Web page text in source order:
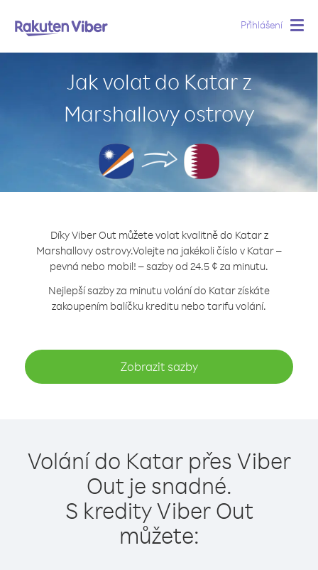
Přihlášení
Jak volat do Katar z
Marshallovy ostrovy
Díky Viber Out můžete volat kvalitně do Katar z
Marshallovy ostrovy.Volejte na jakékoli číslo v Katar –
pevná nebo mobil! – sazby od 24.5 ¢ za minutu.
Nejlepší sazby za minutu volání do Katar získáte
zakoupením balíčku kreditu nebo tarifu volání.
Zobrazit sazby
Volání do Katar přes Viber
Out je snadné.
S kredity Viber Out
můžete: